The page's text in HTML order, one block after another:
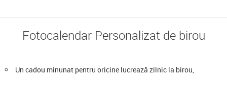
Fotocalendar Personalizat de birou
Un cadou minunat pentru oricine lucrează zilnic la birou,